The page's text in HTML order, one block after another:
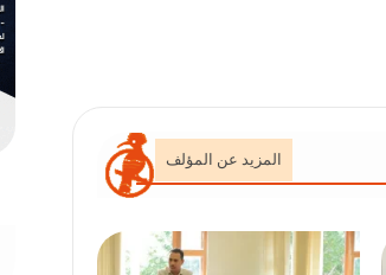
المزيد عن المؤلف